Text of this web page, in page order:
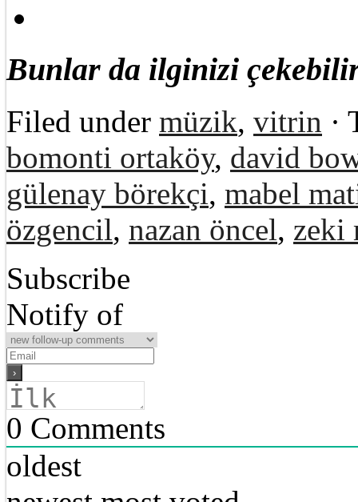
Bunlar da ilginizi
Filed under müzik, vitrin ·
bomonti ortaköy, david
gülenay börekçi, mabel
özgencil, nazan öncel, zeki
Subscribe
Notify of
0 Comments
oldest